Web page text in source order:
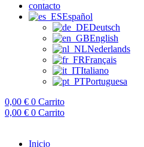
contacto
Español
Deutsch
English
Nederlands
Français
Italiano
Portuguesa
0,00 € 0 Carrito
0,00 € 0 Carrito
Inicio